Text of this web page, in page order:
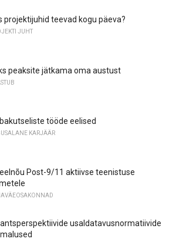
projektijuhid teevad kogu päeva?
JUHT
peaksite jätkama oma austust
tööde eelised
KARJÄÄR
Post-9/11 aktiivse teenistuse
usaldatavusnormatiivide